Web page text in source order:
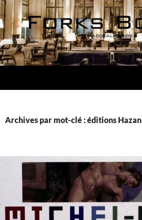
Aller
au
contenu
Archives par mot-clé : éditions Hazan